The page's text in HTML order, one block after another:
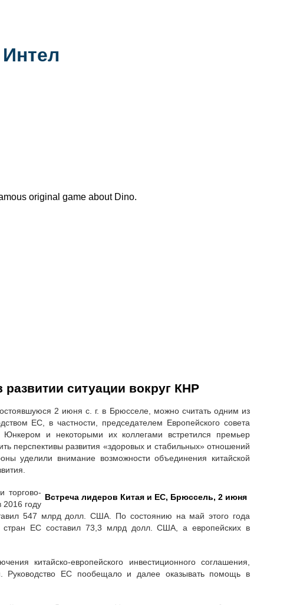
original game about Dino.
ситуации вокруг КНР
2 июня с. г. в Брюсселе, можно считать одним из
ЕС, в частности, председателем Европейского совета
и некоторыми их коллегами встретился премьер
перспективы развития «здоровых и стабильных» отношений
уделили внимание возможности объединения китайской
Встреча лидеров Китая и ЕС, Брюссель, 2 июня
торгово-
2016 году
547 млрд долл. США. По состоянию на май этого года
стран ЕС составил 73,3 млрд долл. США, а европейских в
китайско-европейского инвестиционного соглашения,
Руководство ЕС пообещало и далее оказывать помощь в